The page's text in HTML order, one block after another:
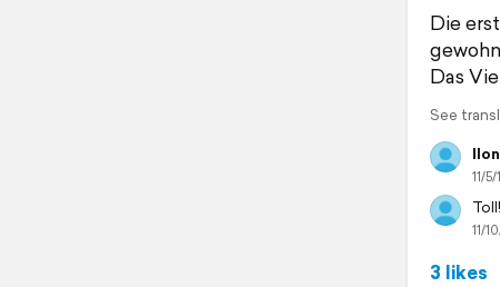
Die
Das
See
11/5/
11/
3 likes